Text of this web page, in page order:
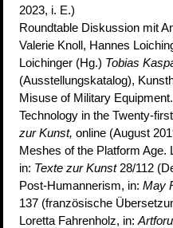
2023, i. E.)
Roundtable Diskussion mit
Valerie Knoll, Hannes
Loichinger (Hg.) Tobias
(Ausstellungskatalog),
Misuse of Military
Technology in the Twenty-
zur Kunst, online (August
Meshes of the Platform Age.
in: Texte zur Kunst28/112
Post-Humannerism, in: May
137 (französische
Loretta Fahrenholz, in: